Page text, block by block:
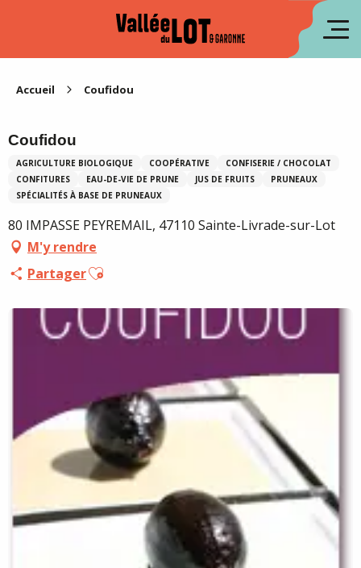
Accueil Coufidou
Coufidou
AGRICULTURE BIOLOGIQUE COOPÉRATIVE
CONFISERIE / CHOCOLAT
CONFITURES
EAU-DE-VIE DE PRUNE JUS DE FRUITS
PRUNEAUX
SPÉCIALITÉS À BASE DE PRUNEAUX
80 IMPASSE PEYREMAIL, 47110 Sainte-Livrade-sur-Lot
M'y rendre
PartagerAjouter aux favoris